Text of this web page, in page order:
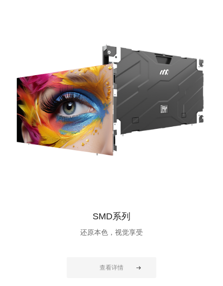
SMD系列
还原本色，视觉享受
查看详情